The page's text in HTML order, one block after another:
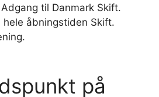
til Danmark Skift.
hele åbningstiden Skift.
på